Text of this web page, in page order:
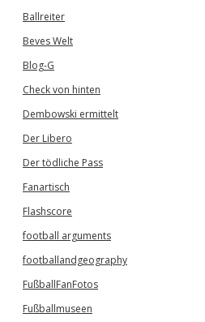
Ballreiter
Beves Welt
Blog-G
Check von hinten
Dembowski ermittelt
Der Libero
Der tödliche Pass
Fanartisch
Flashscore
football arguments
footballandgeography
FußballFanFotos
Fußballmuseen